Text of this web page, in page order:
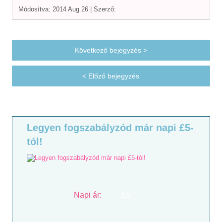
Módosítva: 2014 Aug 26 | Szerző:
Következő bejegyzés >
< Előző bejegyzés
Legyen fogszabályzód már napi £5-
tól!
Napi ár: